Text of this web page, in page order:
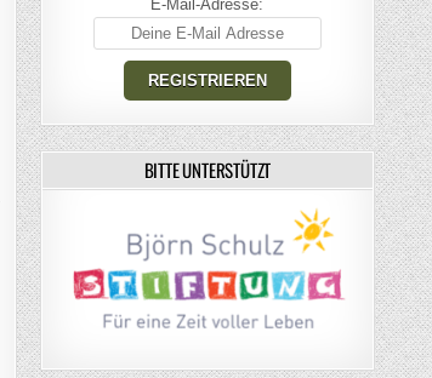
E-Mail-Adresse:
BITTE UNTERSTÜTZT